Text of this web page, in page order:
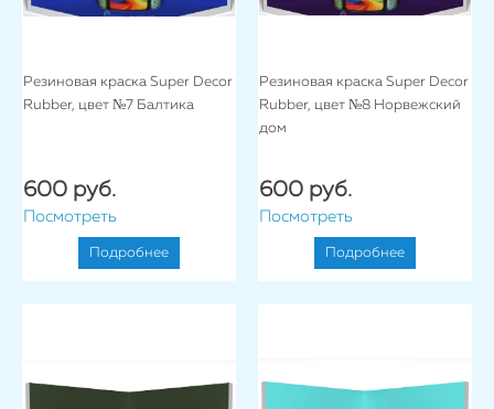
Резиновая краска Super Decor
Rubber, цвет №7 Балтика
600 руб.
Посмотреть
Подробнее
Резиновая краска Super Decor
Rubber, цвет №8 Норвежский
дом
600 руб.
Посмотреть
Подробнее